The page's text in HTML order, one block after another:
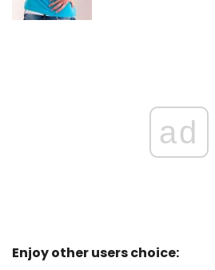
ad
Enjoy other users choice: